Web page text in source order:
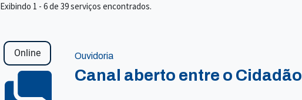
Exibindo 1 - 6 de 39 serviços encontrados.
Online Ouvidoria
Canal aberto entre o